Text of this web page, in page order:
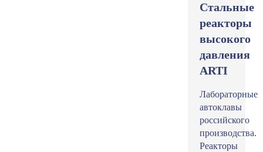
Стальные
реакторы
высокого
давления
ARTI
Лабораторные
автоклавы
российского
производства.
Реакторы